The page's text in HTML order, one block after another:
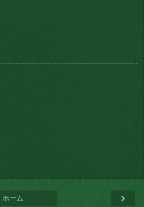
›
ホーム